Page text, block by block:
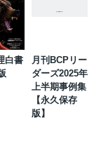
白書
月刊BCPリー
ダーズ2025年
上半期事例集
【永久保存
版】